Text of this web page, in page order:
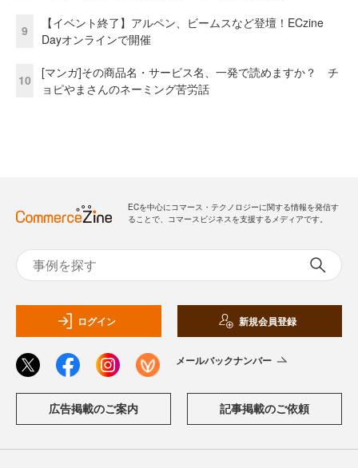
9
【イベント終了】アルペン、ビームスなど登壇！ECzine
Dayオンラインで開催
10
[マンガ]その商品名・サービス名、一発で読めますか？ チ
ョピやまさんのネーミング苦労話
ECを中心にコマース・テクノロジーに関する情報を発信す
ることで、コマースビジネスを支援するメディアです。
ログイン 新規会員登録
メールバックナンバー
広告掲載のご案内 記事掲載のご依頼